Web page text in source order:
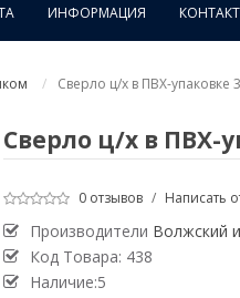
ИНФОРМАЦИЯ
Сверло ц/х в ПВХ-упаковке
Сверло ц/х в ПВХ-
0 отзывов / Написать
Производители Волжский
Код Товара: 438
Наличие:5